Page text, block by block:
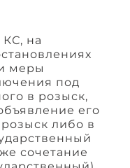
на
меры
под
в розыск,
его
либо в
сочетание